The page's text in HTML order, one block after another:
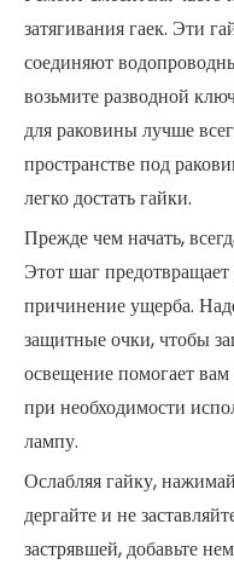
затягивания гаек. Эти
соединяют
возьмитеразводной
для раковины лучше
пространстве под
легко достать гайки.
Прежде чем начать,
Этот шаг
причинение ущерба.
защитные очки, чтобы
освещение помогает
при необходимости
лампу.
Ослабляя гайку,
дергайте и не
застрявшей, добавьте